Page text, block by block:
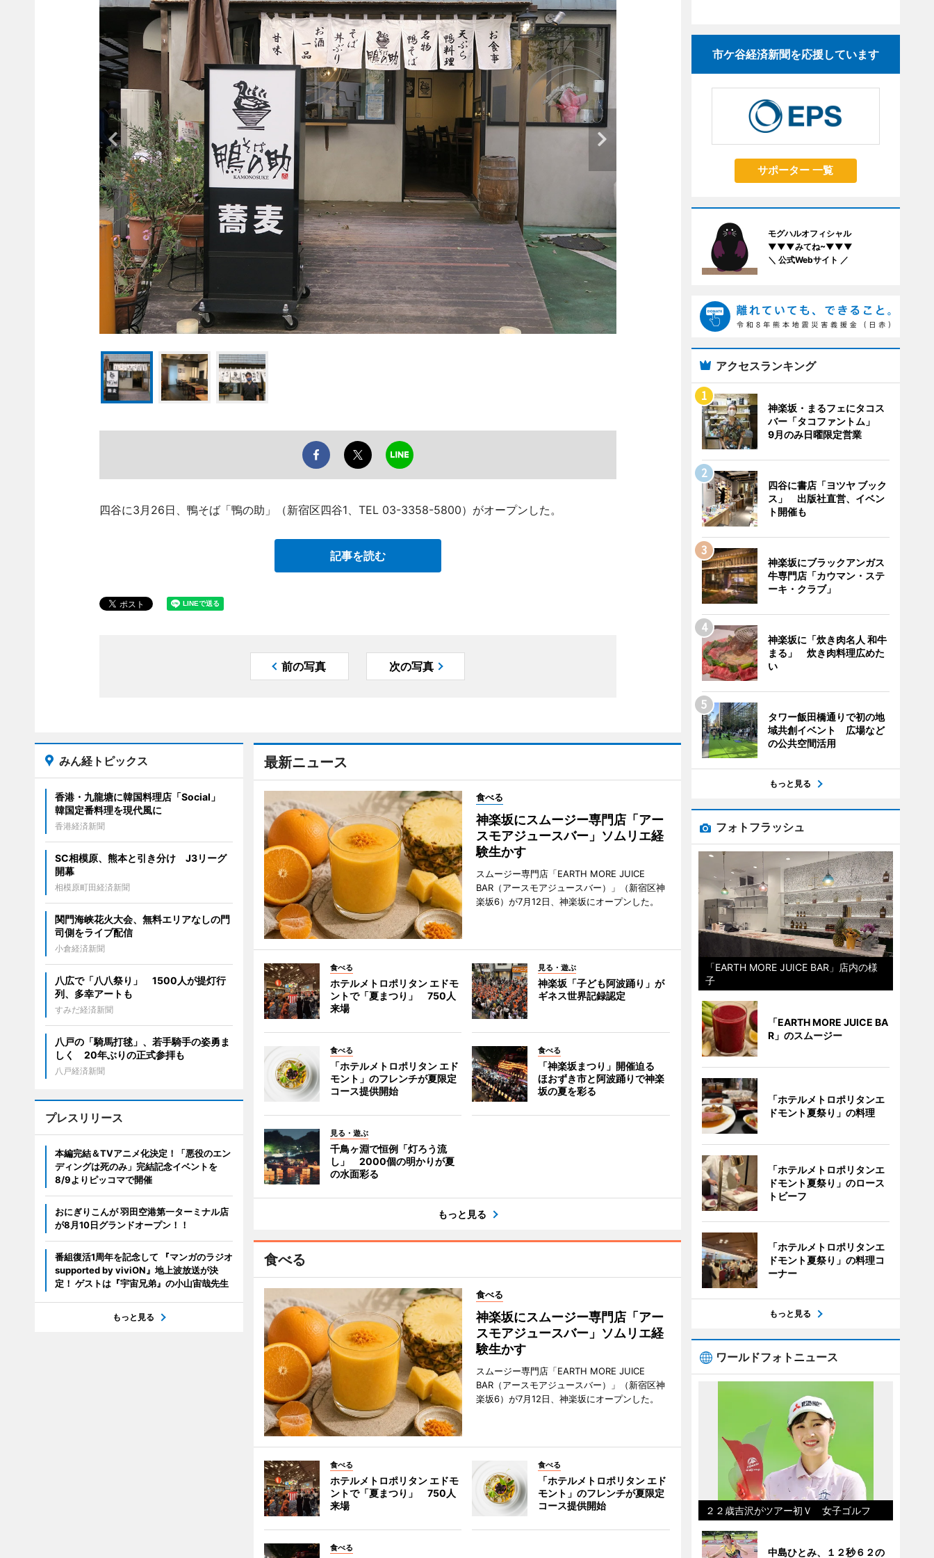
四谷に3月26日、鴨そば「鴨の助」（新宿区四谷1、TEL 03-3358-5800）がオープンした。
記事を読む
前の写真 次の写真
最新ニュース
食べる
神楽坂にスムージー専門店「アー
スモアジュースバー」ソムリエ経
験生かす
スムージー専門店「EARTH MORE JUICE
BAR（アースモアジュースバー）」（新宿区神
楽坂6）が7月12日、神楽坂にオープンした。
食べる
ホテルメトロポリタン エドモ
ントで「夏まつり」 750人
来場
見る・遊ぶ
神楽坂「子ども阿波踊り」が
ギネス世界記録認定
食べる
「ホテルメトロポリタン エド
モント」のフレンチが夏限定
コース提供開始
食べる
「神楽坂まつり」開催迫る
ほおずき市と阿波踊りで神楽
坂の夏を彩る
見る・遊ぶ
千鳥ヶ淵で恒例「灯ろう流
し」 2000個の明かりが夏
の水面彩る
もっと見る
食べる
食べる
神楽坂にスムージー専門店「アー
スモアジュースバー」ソムリエ経
験生かす
スムージー専門店「EARTH MORE JUICE
BAR（アースモアジュースバー）」（新宿区神
楽坂6）が7月12日、神楽坂にオープンした。
食べる
ホテルメトロポリタン エドモ
ントで「夏まつり」 750人
来場
食べる
「ホテルメトロポリタン エド
モント」のフレンチが夏限定
コース提供開始
食べる
みん経トピックス
香港・九龍塘に韓国料理店「Social」
韓国定番料理を現代風に
香港経済新聞
SC相模原、熊本と引き分け J3リーグ
開幕
相模原町田経済新聞
関門海峡花火大会、無料エリアなしの門
司側をライブ配信
小倉経済新聞
八広で「八八祭り」 1500人が提灯行
列、多幸アートも
すみだ経済新聞
八戸の「騎馬打毬」、若手騎手の姿勇ま
しく 20年ぶりの正式参拝も
八戸経済新聞
プレスリリース
本編完結＆TVアニメ化決定！「悪役のエン
ディングは死のみ」完結記念イベントを
8/9よりピッコマで開催
おにぎりこんが 羽田空港第一ターミナル店
が8月10日グランドオープン！！
番組復活1周年を記念して 『マンガのラジオ
supported by viviON』地上波放送が決
定！ ゲストは『宇宙兄弟』の小山宙哉先生
もっと見る
市ケ谷経済新聞を応援しています
サポーター 一覧
モグハルオフィシャル
▼▼▼みてね~▼▼▼
＼ 公式Webサイト ／
アクセスランキング
神楽坂・まるフェにタコス
バー「タコファントム」
9月のみ日曜限定営業
四谷に書店「ヨツヤ ブック
ス」 出版社直営、イベン
ト開催も
神楽坂にブラックアンガス
牛専門店「カウマン・ステ
ーキ・クラブ」
神楽坂に「炊き肉名人 和牛
まる」 炊き肉料理広めた
い
タワー飯田橋通りで初の地
域共創イベント 広場など
の公共空間活用
もっと見る
フォトフラッシュ
「EARTH MORE JUICE BAR」店内の様
子
「EARTH MORE JUICE BA
R」のスムージー
「ホテルメトロポリタンエ
ドモント夏祭り」の料理
「ホテルメトロポリタンエ
ドモント夏祭り」のロース
トビーフ
「ホテルメトロポリタンエ
ドモント夏祭り」の料理コ
ーナー
もっと見る
ワールドフォトニュース
２２歳吉沢がツアー初Ｖ 女子ゴルフ
中島ひとみ、１２秒６２の